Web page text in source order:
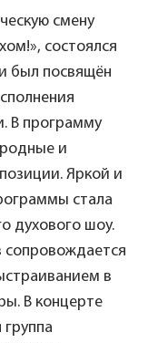
смену
состоялся
был посвящён
В программу
и
Яркой и
стала
духового шоу.
сопровождается
в
В концерте